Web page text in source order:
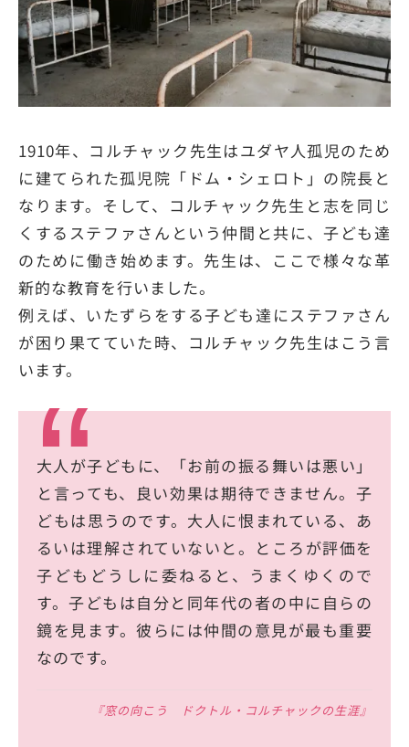
1910年、コルチャック先生はユダヤ人孤児のため
に建てられた孤児院「ドム・シェロト」の院長と
なります。そして、コルチャック先生と志を同じ
くするステファさんという仲間と共に、子ども達
のために働き始めます。先生は、ここで様々な革
新的な教育を行いました。
例えば、いたずらをする子ども達にステファさん
が困り果てていた時、コルチャック先生はこう言
います。
大人が子どもに、「お前の振る舞いは悪い」
と言っても、良い効果は期待できません。子
どもは思うのです。大人に恨まれている、あ
るいは理解されていないと。ところが評価を
子どもどうしに委ねると、うまくゆくので
す。子どもは自分と同年代の者の中に自らの
鏡を見ます。彼らには仲間の意見が最も重要
なのです。
『窓の向こう ドクトル・コルチャックの生涯』